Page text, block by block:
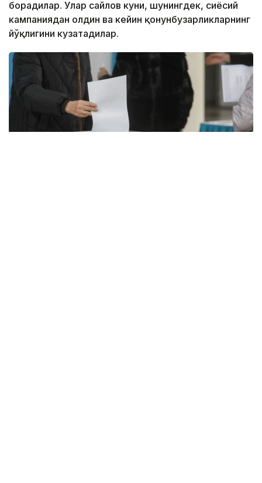
борадилар. Улар сайлов куни, шунингдек, сиёсий
кампаниядан олдин ва кейин қонунбузарликларнинг
йўқлигини кузатадилар.